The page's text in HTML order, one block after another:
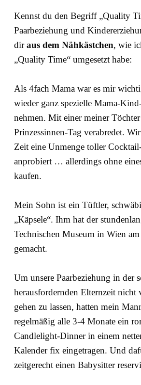
Kennst du den Begriff „Quality
Paarbeziehung und
diraus dem Nähkästchen, wie
„Quality Time“ umgesetzt habe:
Als 4fach Mama war es mir
wieder ganz spezielle Mama-
nehmen. Mit einer meiner
Prinzessinnen-Tag verabredet.
Zeit eine Unmenge toller
anprobiert … allerdings ohne
kaufen.
Mein Sohn ist ein Tüftler,
„Käpsele“. Ihm hat der
Technischen Museum in Wien am
gemacht.
Um unsere Paarbeziehung in der
herausfordernden Elternzeit nicht
gehen zu lassen, hatten mein
regelmäßig alle 3-4 Monate ein
Candlelight-Dinner in einem
Kalender fix eingetragen. Und
zeitgerecht einen Babysitter